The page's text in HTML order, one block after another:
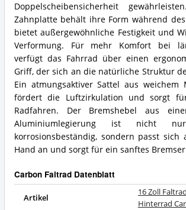
Doppelscheibensicherheit
Zahnplatte behält ihre Form während
bietet außergewöhnliche Festigkeit und
Verformung. Für mehr Komfort bei
verfügt das Fahrrad über einen
Griff, der sich an die natürliche Struktur
Ein atmungsaktiver Sattel aus weichem
fördert die Luftzirkulation und sorgt
Radfahren. Der Bremshebel aus
Aluminiumlegierung ist nicht
korrosionsbeständig, sondern passt
Hand an und sorgt für ein sanftes
Carbon Faltrad Datenblatt
Artikel
16 Zoll
Hinterrad